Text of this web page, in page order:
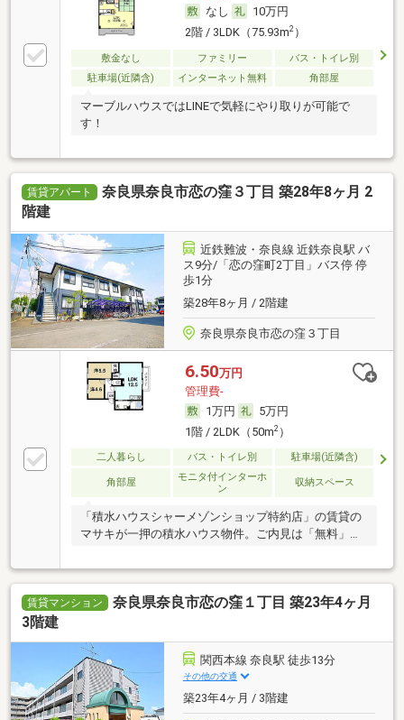
なし
10万円
2階 / 3LDK（75.93m2）
敷金なし ファミリー
バス・トイレ別
駐車場(近隣含)
インターネット無料 角部屋
マーブルハウスではLINEで気軽にやり取りが可能で
す！
賃貸アパート
奈良県奈良市恋の窪３丁目 築28年8ヶ月 2
階建
近鉄難波・奈良線 近鉄奈良駅 バ
ス9分/「恋の窪町2丁目」バス停 停
歩1分
築28年8ヶ月 / 2階建
奈良県奈良市恋の窪３丁目
6.50万円
管理費-
1万円
5万円
1階 / 2LDK（50m2）
二人暮らし バス・トイレ別 駐車場(近隣含)
角部屋
モニタ付インターホ
ン
収納スペース
「積水ハウスシャーメゾンショップ特約店」の賃貸の
マサキが一押の積水ハウス物件。ご内見は「無料」で
賃貸マンション
奈良県奈良市恋の窪１丁目 築23年4ヶ月
3階建
関西本線 奈良駅 徒歩13分
その他の交通
築23年4ヶ月 / 3階建